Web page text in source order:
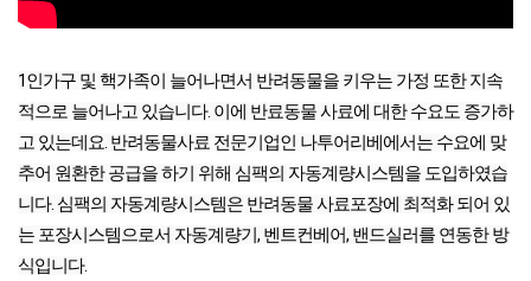
1인가구 및 핵가족이 늘어나면서 반려동물을 키우는 가정 또한 지속
적으로 늘어나고 있습니다. 이에 반료동물 사료에 대한 수요도 증가하
고 있는데요. 반려동물사료 전문기업인 나투어리베에서는 수요에 맞
추어 원환한 공급을 하기 위해 심팩의 자동계량시스템을 도입하였습
니다. 심팩의 자동계량시스템은 반려동물 사료포장에 최적화 되어 있
는 포장시스템으로서 자동계량기, 벤트컨베어, 밴드실러를 연동한 방
식입니다.